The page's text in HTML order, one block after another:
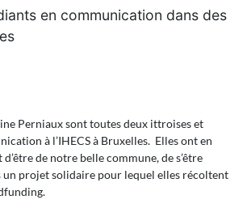
en communication dans des
Perniaux sont toutes deux ittroises et
à l’IHECS à Bruxelles. Elles ont en
de notre belle commune, de s’être
un projet solidaire pour lequel elles récoltent